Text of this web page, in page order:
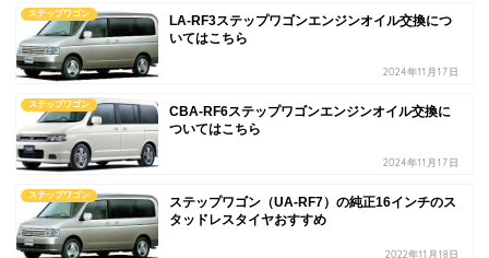
ステップワゴン
LA-RF3ステップワゴンエンジンオイル交換につ
いてはこちら
2024年11月17日
ステップワゴン
CBA-RF6ステップワゴンエンジンオイル交換に
ついてはこちら
2024年11月17日
ステップワゴン
ステップワゴン（UA-RF7）の純正16インチのス
タッドレスタイヤおすすめ
2022年11月18日